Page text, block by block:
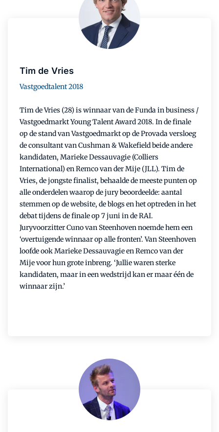
Tim de Vries
Vastgoedtalent 2018
Tim de Vries (28) is winnaar van de Funda in business /
Vastgoedmarkt Young Talent Award 2018. In de finale
op de stand van Vastgoedmarkt op de Provada versloeg
de consultant van Cushman & Wakefield beide andere
kandidaten, Marieke Dessauvagie (Colliers
International) en Remco van der Mije (JLL). Tim de
Vries, de jongste finalist, behaalde de meeste punten op
alle onderdelen waarop de jury beoordeelde: aantal
stemmen op de website, de blogs en het optreden in het
debat tijdens de finale op 7 juni in de RAI.
Juryvoorzitter Cuno van Steenhoven noemde hem een
‘overtuigende winnaar op alle fronten’. Van Steenhoven
loofde ook Marieke Dessauvagie en Remco van der
Mije voor hun grote inbreng. ‘Jullie waren sterke
kandidaten, maar in een wedstrijd kan er maar één de
winnaar zijn.’